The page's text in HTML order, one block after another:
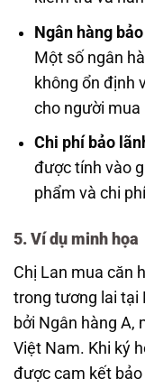
Ngân hàng
Một số ngân
không ổn định
cho người mua
Chi phí bảo
được tính vào
phẩm và chi
5. Ví dụ minh họa
Chị Lan mua căn
trong tương lai tại
bởi Ngân hàng A,
Việt Nam. Khi ký
được cam kết